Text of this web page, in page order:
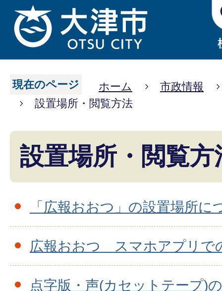
現在のページ ホーム
市政情報
設置場所・閲覧方法
設置場所・閲覧方
「広報おおつ」の設置場所に
広報おおつ スマホアプリで
点字版・声(カセットテープ)